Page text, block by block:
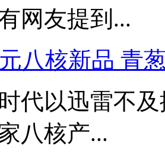
网友提到...
八核新品 青
代以迅雷不
八核产...